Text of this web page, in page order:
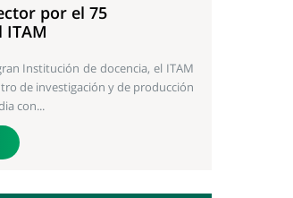
por el 75
ITAM
Institución de docencia, el ITAM
de investigación y de producción
con...